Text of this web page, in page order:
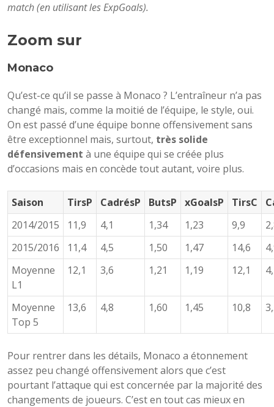
match (en utilisant les ExpGoals).
Zoom sur
Monaco
Qu’est-ce qu’il se passe à Monaco ? L’entraîneur n’a pas
changé mais, comme la moitié de l’équipe, le style, oui.
On est passé d’une équipe bonne offensivement sans
être exceptionnel mais, surtout, très solide
défensivement à une équipe qui se créée plus
d’occasions mais en concède tout autant, voire plus.
Saison TirsP CadrésP ButsP xGoalsP TirsC
2014/2015
11,9 4,1 1,34 1,23 9,9
2015/2016
11,4 4,5 1,50 1,47 14,6
Moyenne
L1
12,1 3,6 1,21 1,19 12,1
Moyenne
Top 5
13,6 4,8 1,60 1,45 10,8
Pour rentrer dans les détails, Monaco a étonnement
assez peu changé offensivement alors que c’est
pourtant l’attaque qui est concernée par la majorité des
changements de joueurs. C’est en tout cas mieux en